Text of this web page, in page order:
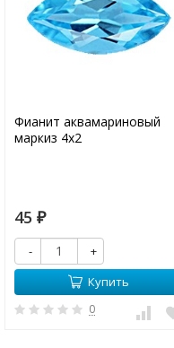
Фианит аквамариновый
маркиз 4х2
45 ₽
-
+
Купить
0